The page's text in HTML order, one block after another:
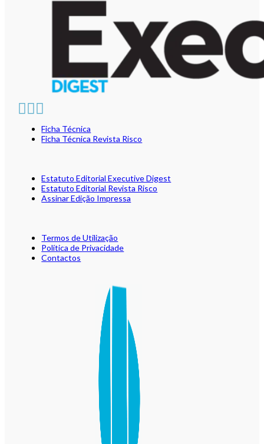
Ficha Técnica
Ficha Técnica Revista Risco
Estatuto Editorial Executive Digest
Estatuto Editorial Revista Risco
Assinar Edição Impressa
Termos de Utilização
Política de Privacidade
Contactos